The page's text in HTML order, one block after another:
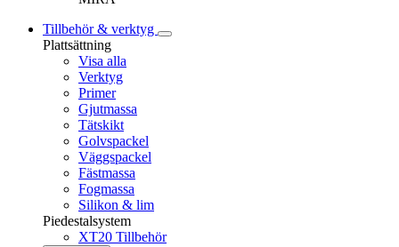
Tillbehör & verktyg
Plattsättning
Visa alla
Verktyg
Primer
Gjutmassa
Tätskikt
Golvspackel
Väggspackel
Fästmassa
Fogmassa
Silikon & lim
Piedestalsystem
XT20 Tillbehör